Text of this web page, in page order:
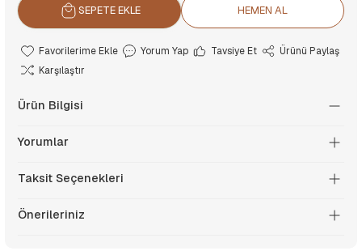
SEPETE EKLE HEMEN AL
Yorum Yap Tavsiye Et
Ürünü Paylaş
Karşılaştır
Ürün Bilgisi
Yorumlar
Taksit Seçenekleri
Önerileriniz